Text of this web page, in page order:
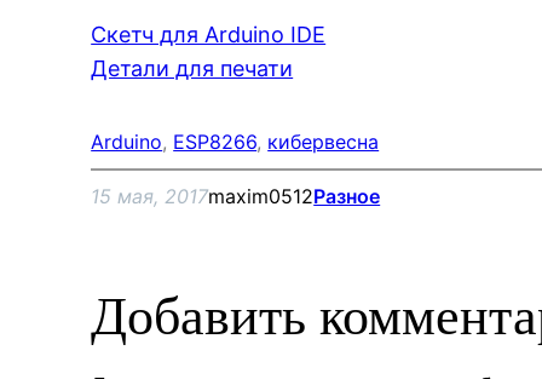
Скетч для Arduino IDE
Детали для печати
Arduino, ESP8266, кибервесна
15 мая, 2017maxim0512Разное
Добавить